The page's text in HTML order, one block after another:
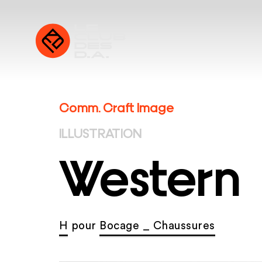
Comm. Craft Image
ILLUSTRATION
Western
H pour Bocage _ Chaussures